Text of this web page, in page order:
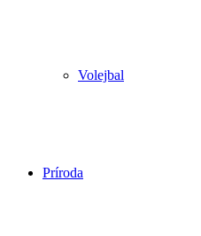
Volejbal
Príroda